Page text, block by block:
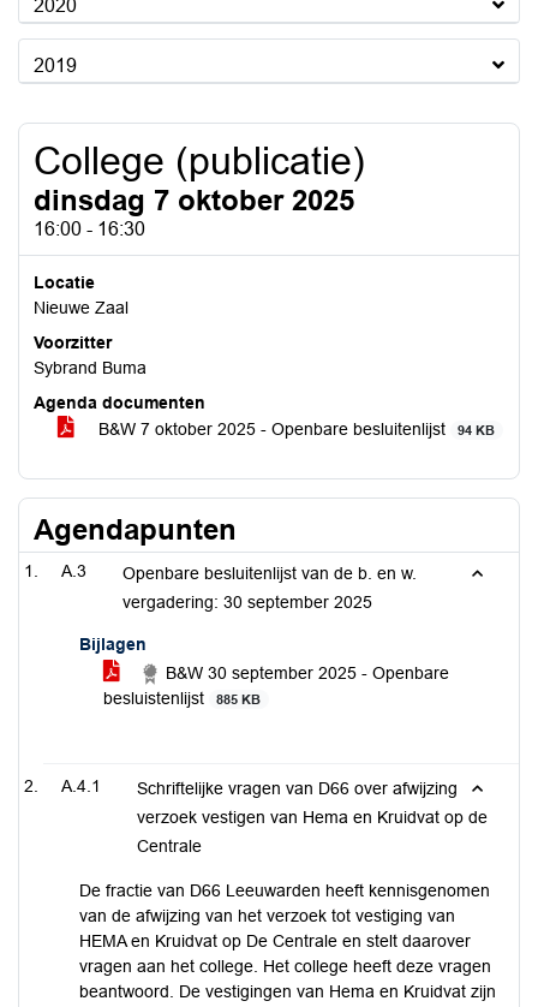
2020
2019
College (publicatie)
dinsdag 7 oktober 2025
16:00 - 16:30
Locatie
Nieuwe Zaal
Voorzitter
Sybrand Buma
Agenda documenten
B&W 7 oktober 2025 - Openbare besluitenlijst
94 KB
Agendapunten
A.3
Openbare besluitenlijst van de b. en w.
vergadering: 30 september 2025
Bijlagen
B&W 30 september 2025 - Openbare
besluistenlijst
885 KB
A.4.1
Schriftelijke vragen van D66 over afwijzing
verzoek vestigen van Hema en Kruidvat op de
Centrale
De fractie van D66 Leeuwarden heeft kennisgenomen
van de afwijzing van het verzoek tot vestiging van
HEMA en Kruidvat op De Centrale en stelt daarover
vragen aan het college. Het college heeft deze vragen
beantwoord. De vestigingen van Hema en Kruidvat zijn